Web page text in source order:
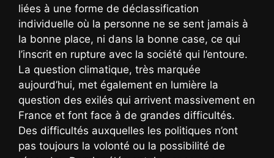
liées à une forme de déclassification
individuelle où la personne ne se sent jamais à
la bonne place, ni dans la bonne case, ce qui
l’inscrit en rupture avec la société qui l’entoure.
La question climatique, très marquée
aujourd’hui, met également en lumière la
question des exilés qui arrivent massivement en
France et font face à de grandes difficultés.
Des difficultés auxquelles les politiques n’ont
pas toujours la volonté ou la possibilité de